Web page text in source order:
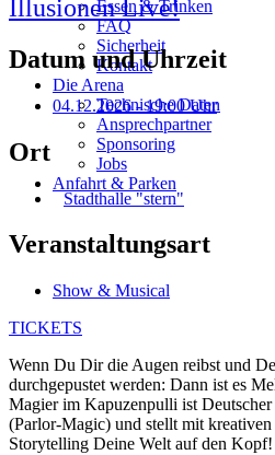
Essen & Trinken
FAQ
Sicherheit
Kontakt
Die Arena
Technische Daten
Ansprechpartner
Sponsoring
Jobs
Anfahrt & Parken
Illusionen Live!
Datum und Uhrzeit
04.12.2026- 19:00 Uhr
Ort
Stadthalle "stern"
Veranstaltungsart
Show & Musical
TICKETS
Wenn Du Dir die Augen reibst und
durchgepustet werden: Dann ist es
Magier im Kapuzenpulli ist
(Parlor-Magic) und stellt mit
Storytelling Deine Welt auf den Kopf!